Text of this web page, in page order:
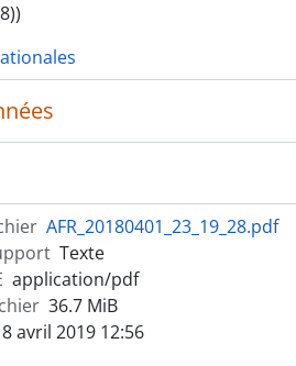
AFR_20180401_23_19_28.pdf
Texte
application/pdf
36.7 MiB
8 avril 2019 12:56